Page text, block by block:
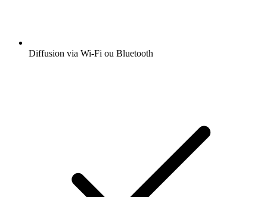
Diffusion via Wi-Fi ou Bluetooth